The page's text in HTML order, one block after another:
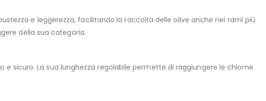
e leggerezza, facilitando la raccolta delle olive anche nei rami più
della sua categoria.
sicuro. La sua lunghezza regolabile permette di raggiungere le chiome